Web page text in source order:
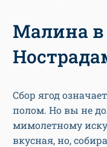
Малина в
Сбор ягод
полом. Но вы не
мимолетному
вкусная, но,